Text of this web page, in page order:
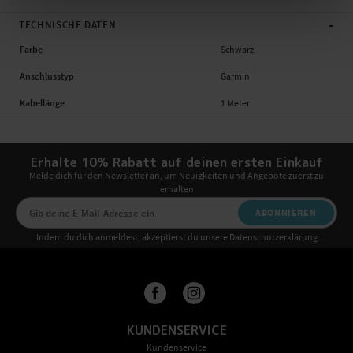
TECHNISCHE DATEN -
Farbe Schwarz
Anschlusstyp Garmin
Kabellänge 1 Meter
Erhalte 10% Rabatt auf deinen ersten Einkauf
Melde dich für den Newsletter an, um Neuigkeiten und Angebote zuerst zu
erhalten
ABONNIEREN
Indem du dich anmeldest, akzeptierst du unsere Datenschutzerklärung
KUNDENSERVICE
Kundenservice